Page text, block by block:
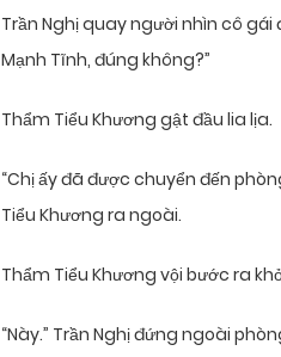
Trần Nghị quay người nhìn cô
Mạnh Tĩnh, đúng không?”
Thẩm Tiểu Khương gật đầu lia lịa.
“Chị ấy đã được chuyển đến
Tiểu Khương ra ngoài.
Thẩm Tiểu Khương vội bước ra
“Này.” Trần Nghị đứng ngoài